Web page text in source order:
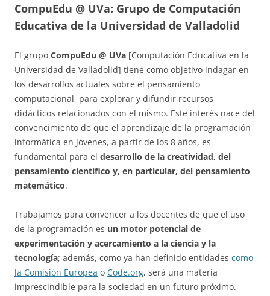
CompuEdu @ UVa: Grupo de Computación
Educativa de la Universidad de Valladolid
El grupo CompuEdu @ UVa [Computación Educativa en la
Universidad de Valladolid] tiene como objetivo indagar en
los desarrollos actuales sobre el pensamiento
computacional, para explorar y difundir recursos
didácticos relacionados con el mismo. Este interés nace del
convencimiento de que el aprendizaje de la programación
informática en jóvenes, a partir de los 8 años, es
fundamental para el desarrollo de la creatividad, del
pensamiento científico y, en particular, del pensamiento
matemático.
Trabajamos para convencer a los docentes de que el uso
de la programación es un motor potencial de
experimentación y acercamiento a la ciencia y la
tecnología; además, como ya han definido entidades como
la Comisión Europea o Code.org, será una materia
imprescindible para la sociedad en un futuro próximo.